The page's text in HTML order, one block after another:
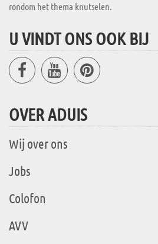
rondom het thema knutselen.
U VINDT ONS OOK BIJ
OVER ADUIS
Wij over ons
Jobs
Colofon
AVV